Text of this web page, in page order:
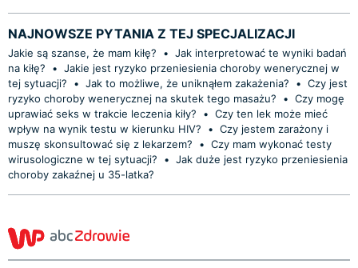
NAJNOWSZE PYTANIA Z TEJ SPECJALIZACJI
Jakie są szanse, że mam kiłę? • Jak interpretować te wyniki badań
na kiłę?
• Jakie jest ryzyko przeniesienia choroby wenerycznej w
tej sytuacji?
• Jak to możliwe, że uniknąłem zakażenia? • Czy jest
ryzyko choroby wenerycznej na skutek tego masażu?
• Czy mogę
uprawiać seks w trakcie leczenia kiły?
• Czy ten lek może mieć
wpływ na wynik testu w kierunku HIV?
• Czy jestem zarażony i
muszę skonsultować się z lekarzem?
• Czy mam wykonać testy
wirusologiczne w tej sytuacji?
• Jak duże jest ryzyko przeniesienia
choroby zakaźnej u 35-latka?